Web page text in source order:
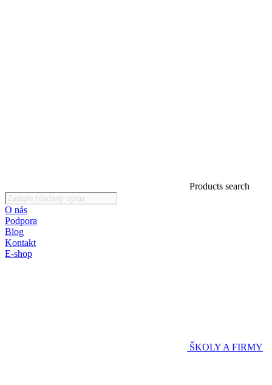
Products search
O nás
Podpora
Blog
Kontakt
E-shop
ŠKOLY A FIRMY